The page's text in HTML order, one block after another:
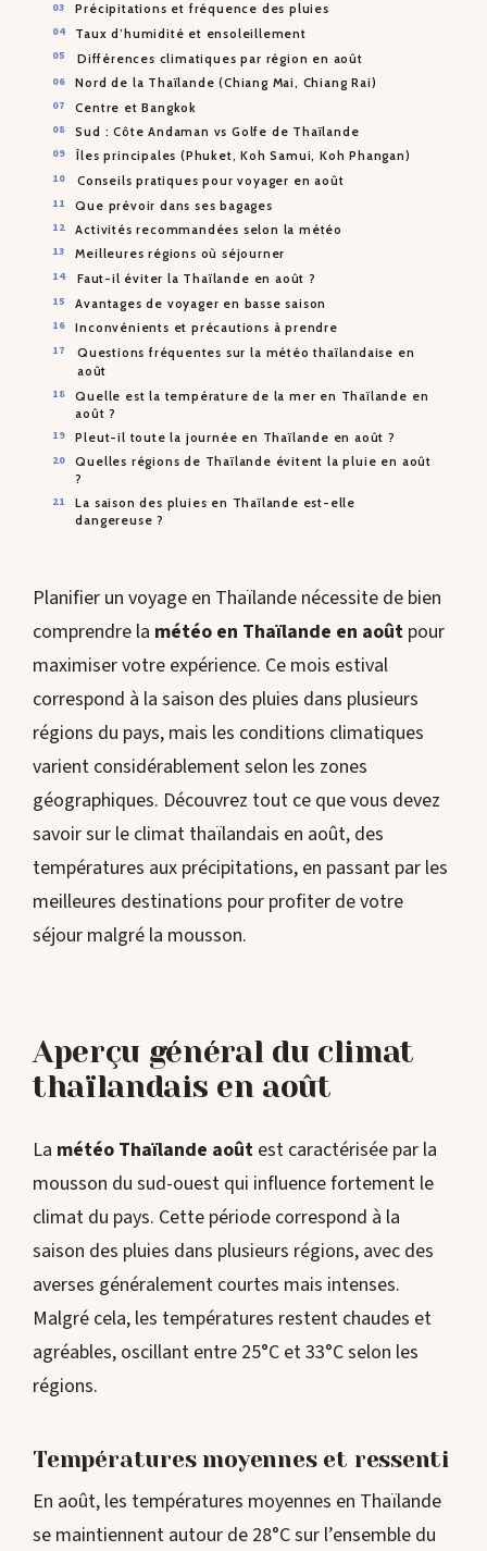
Précipitations et fréquence des pluies
Taux d’humidité et ensoleillement
Différences climatiques par région en août
Nord de la Thaïlande (Chiang Mai, Chiang Rai)
Centre et Bangkok
Sud : Côte Andaman vs Golfe de Thaïlande
Îles principales (Phuket, Koh Samui, Koh Phangan)
Conseils pratiques pour voyager en août
Que prévoir dans ses bagages
Activités recommandées selon la météo
Meilleures régions où séjourner
Faut-il éviter la Thaïlande en août ?
Avantages de voyager en basse saison
Inconvénients et précautions à prendre
Questions fréquentes sur la météo thaïlandaise en
août
Quelle est la température de la mer en Thaïlande en
août ?
Pleut-il toute la journée en Thaïlande en août ?
Quelles régions de Thaïlande évitent la pluie en août
?
La saison des pluies en Thaïlande est-elle
dangereuse ?
Planifier un voyage en Thaïlande nécessite de bien
comprendre la météo en Thaïlande en août pour
maximiser votre expérience. Ce mois estival
correspond à la saison des pluies dans plusieurs
régions du pays, mais les conditions climatiques
varient considérablement selon les zones
géographiques. Découvrez tout ce que vous devez
savoir sur le climat thaïlandais en août, des
températures aux précipitations, en passant par les
meilleures destinations pour profiter de votre
séjour malgré la mousson.
Aperçu général du climat
thaïlandais en août
La météo Thaïlande août est caractérisée par la
mousson du sud-ouest qui influence fortement le
climat du pays. Cette période correspond à la
saison des pluies dans plusieurs régions, avec des
averses généralement courtes mais intenses.
Malgré cela, les températures restent chaudes et
agréables, oscillant entre 25°C et 33°C selon les
régions.
Températures moyennes et ressenti
En août, les températures moyennes en Thaïlande
se maintiennent autour de 28°C sur l’ensemble du